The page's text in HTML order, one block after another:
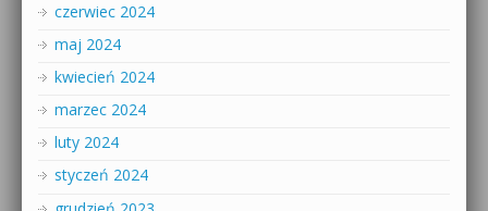
czerwiec 2024
maj 2024
kwiecień 2024
marzec 2024
luty 2024
styczeń 2024